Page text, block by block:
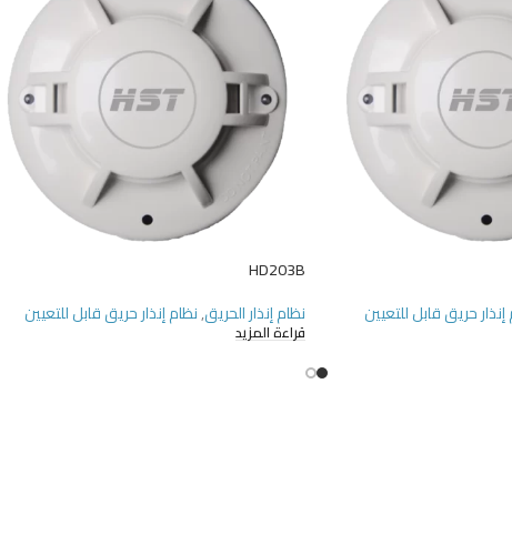
حريق قابل للتعيين
HD203B
نظام إنذار الحريق,نظام إنذار حريق قابل للتعيين
قراءة المزيد